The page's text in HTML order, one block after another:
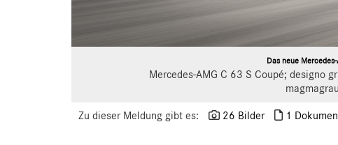
Das neue
Mercedes-AMG C 63 S Coupé; designo
Zu dieser Meldung gibt es: 26 Bilder 1